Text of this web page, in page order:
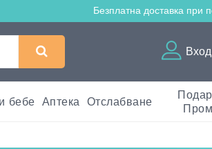
Безплатна доставка при
бебе Аптека Отслабване